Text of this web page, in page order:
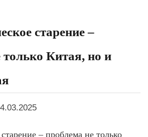
старение –
только Китая, но и
– проблема не только